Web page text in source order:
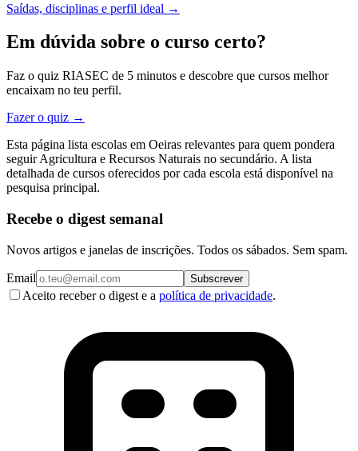
Saídas, disciplinas e perfil ideal →
Em dúvida sobre o curso certo?
Faz o quiz RIASEC de 5 minutos e descobre que cursos melhor
encaixam no teu perfil.
Fazer o quiz →
Esta página lista escolas em Oeiras relevantes para quem pondera
seguir Agricultura e Recursos Naturais no secundário. A lista
detalhada de cursos oferecidos por cada escola está disponível na
pesquisa principal.
Recebe o digest semanal
Novos artigos e janelas de inscrições. Todos os sábados. Sem spam.
Email Subscrever
Aceito receber o digest e a política de privacidade.